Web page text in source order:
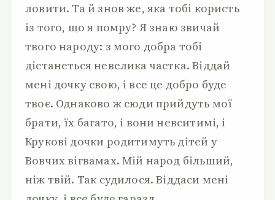
ловити. Та й знов же, яка тобі користь
із того, що я помру? Я знаю звичай
твого народу: з мого добра тобі
дістанеться невелика частка. Віддай
мені дочку свою, і все це добро буде
твоє. Однаково ж сюди прийдуть мої
брати, їх багато, і вони невситимі, і
Крукові дочки родитимуть дітей у
Вовчих вігвамах. Мій народ більший,
ніж твій. Так судилося. Віддаси мені